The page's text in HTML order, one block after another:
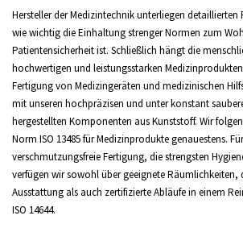
Hersteller der Medizintechnik unterliegen detaillierten
wie wichtig die Einhaltung strenger Normen zum
Patientensicherheit ist. Schließlich hängt die
hochwertigen und leistungsstarken
Fertigung von Medizingeräten und medizinischen
mit unseren hochpräzisen und unter konstant
hergestellten Komponenten aus Kunststoff. Wir
Norm ISO 13485 für Medizinprodukte genauestens.
verschmutzungsfreie Fertigung, die strengsten
verfügen wir sowohl über geeignete Räumlichkeiten,
Ausstattung als auch zertifizierte Abläufe in einem
ISO 14644.